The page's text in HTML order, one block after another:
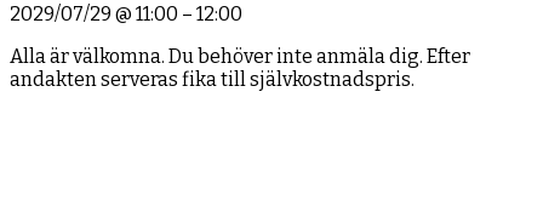
2029/07/29 @ 11:00 – 12:00
Alla är välkomna. Du behöver inte anmäla dig. Efter
andakten serveras fika till självkostnadspris.